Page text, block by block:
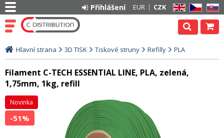
EN CZ SK
EUR CZK
Přihlášení
Hlavní strana 3D TISK Tiskové struny Refilly PLA
Filament C-TECH ESSENTIAL LINE, PLA, zelená,
1,75mm, 1kg, refill
Novinka
-51%